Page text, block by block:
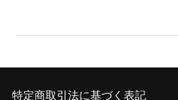
特定商取引法に基づく表記